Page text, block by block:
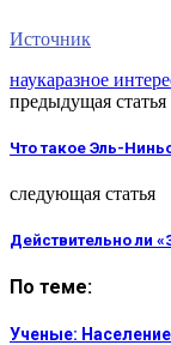
Источник
наукаразное
предыдущая статья
Что такое Эль-
следующая статья
Действительно ли
По теме:
Ученые: